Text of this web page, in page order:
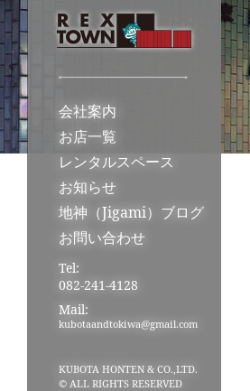
会社案内
お店一覧
レンタルスペース
お知らせ
地神（Jigami）ブログ
お問い合わせ
Tel:
082-241-4128
Mail:
kubotaandtokiwa@gmail.com
KUBOTA HONTEN & CO.,LTD.
© ALL RIGHTS RESERVED